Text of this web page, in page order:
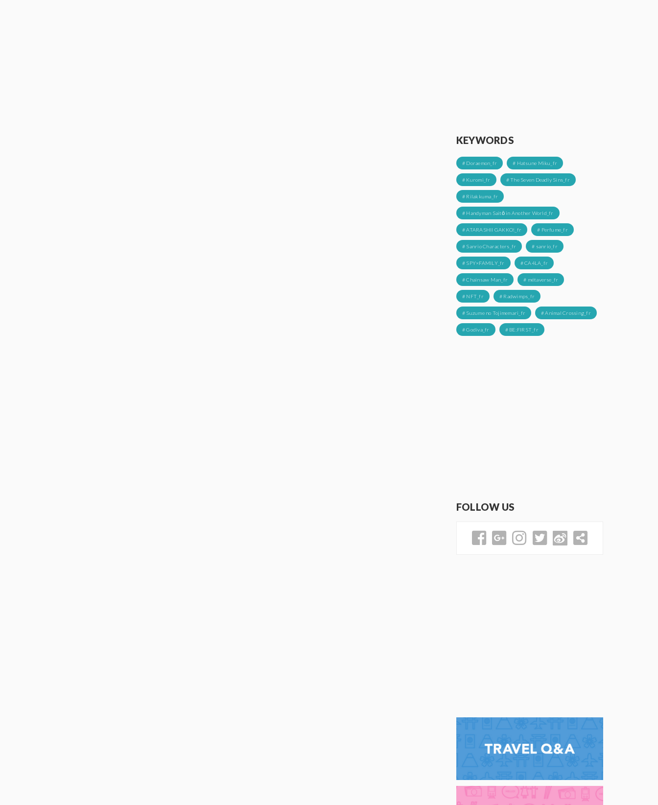
KEYWORDS
# Doraemon_fr # Hatsune Miku_fr
# Kuromi_fr # The Seven Deadly Sins_fr
# Rilakkuma_fr
# Handyman Saitō in Another World_fr
# ATARASHII GAKKO!_fr # Perfume_fr
# Sanrio Characters_fr # sanrio_fr
# SPY×FAMILY_fr # CA4LA_fr
# Chainsaw Man_fr # métaverse_fr
# NFT_fr # Radwimps_fr
# Suzume no Tojimemari_fr # Animal Crossing_fr
# Godiva_fr # BE:FIRST_fr
FOLLOW US